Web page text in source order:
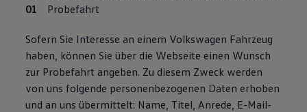
Probefahrt
Sofern Sie Interesse an einem Volkswagen Fahrzeug
haben, können Sie über die Webseite einen Wunsch
zur Probefahrt angeben. Zu diesem Zweck werden
von uns folgende personenbezogenen Daten erhoben
und an uns übermittelt: Name, Titel, Anrede, E-Mail-